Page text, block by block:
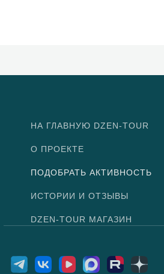
НА ГЛАВНУЮ DZEN-TOUR
О ПРОЕКТЕ
ПОДОБРАТЬ АКТИВНОСТЬ
ИСТОРИИ И ОТЗЫВЫ
DZEN-TOUR МАГАЗИН